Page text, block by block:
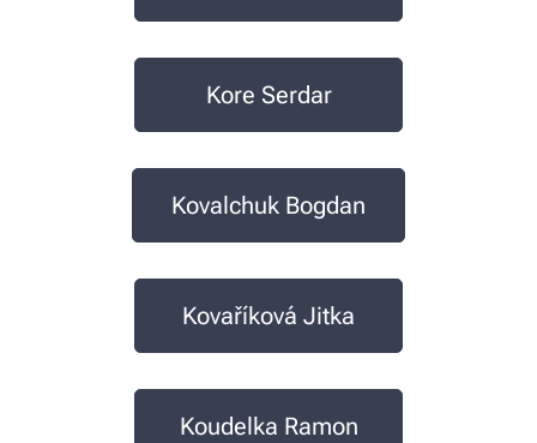
Kore Serdar
Kovalchuk Bogdan
Kovaříková Jitka
Koudelka Ramon